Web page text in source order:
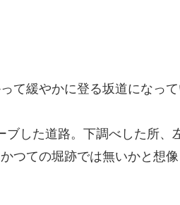
て緩やかに登る坂道になっ
ブした道路。下調べした所、
つての堀跡では無いかと想像